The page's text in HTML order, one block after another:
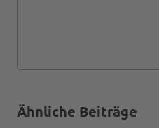
Ähnliche Beiträge